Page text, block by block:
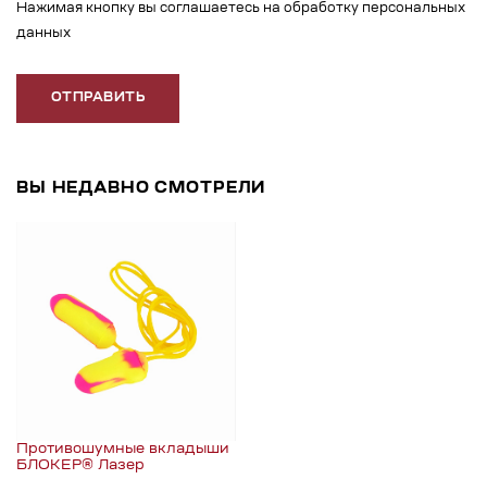
Нажимая кнопку вы соглашаетесь на обработку персональных
данных
ОТПРАВИТЬ
ВЫ НЕДАВНО СМОТРЕЛИ
Противошумные вкладыши
БЛОКЕР® Лазер